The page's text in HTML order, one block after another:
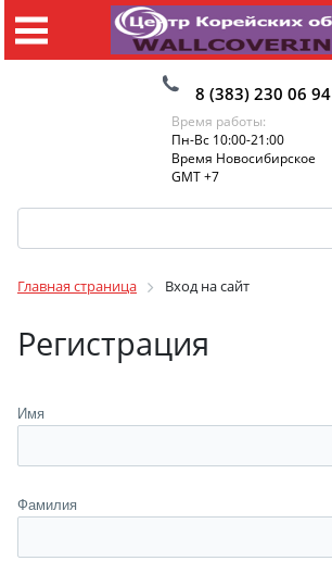
8 (383) 230 06 94
Время работы:
Пн-Вс 10:00-21:00
Время Новосибирское
GMT +7
Главная страница Вход на сайт
Регистрация
Имя
Фамилия